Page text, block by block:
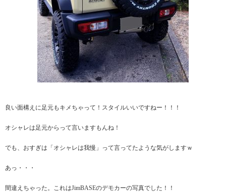
良い面構えに足元もキメちゃって！スタイルいいですねー！！！
オシャレは足元からって言いますもんね！
でも、おすぎは「オシャレは我慢」って言ってたような気がしますｗ
あっ・・・
間違えちゃった。これはJimBASEのデモカーの写真でした！！